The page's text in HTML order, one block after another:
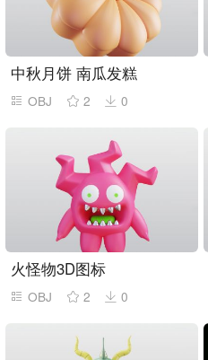
中秋月饼 南瓜发糕
OBJ 2 0
火怪物3D图标
OBJ 2 0